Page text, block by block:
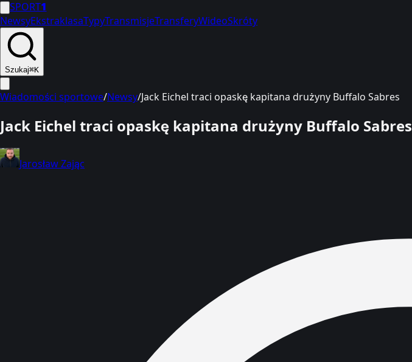
SPORT1
NewsyEkstraklasaTypyTransmisjeTransferyWideoSkróty
Szukaj⌘K
Wiadomości sportowe/Newsy/Jack Eichel traci opaskę kapitana drużyny Buffalo Sabres
Jack Eichel traci opaskę kapitana drużyny Buffalo Sabres
Jarosław Zając